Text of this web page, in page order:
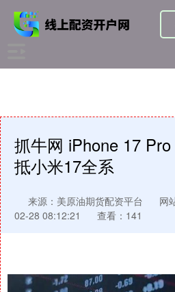
抓牛网 iPhone 17
抵小米17全系
来源：美原油期货配资平台 网
02-28 08:12:21
查看：141